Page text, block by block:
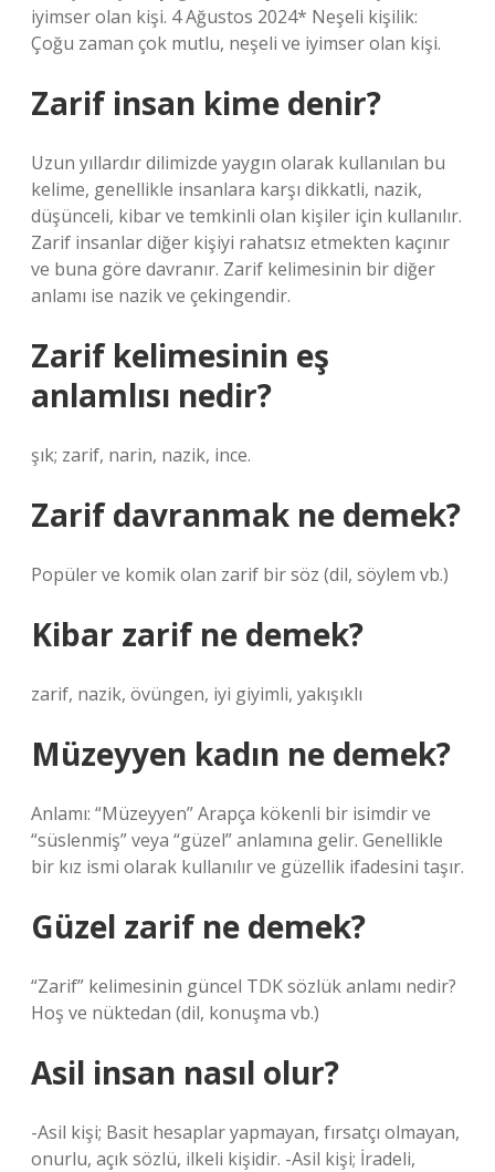
iyimser olan kişi. 4 Ağustos 2024* Neşeli kişilik:
Çoğu zaman çok mutlu, neşeli ve iyimser olan kişi.
Zarif insan kime denir?
Uzun yıllardır dilimizde yaygın olarak kullanılan bu
kelime, genellikle insanlara karşı dikkatli, nazik,
düşünceli, kibar ve temkinli olan kişiler için kullanılır.
Zarif insanlar diğer kişiyi rahatsız etmekten kaçınır
ve buna göre davranır. Zarif kelimesinin bir diğer
anlamı ise nazik ve çekingendir.
Zarif kelimesinin eş
anlamlısı nedir?
şık; zarif, narin, nazik, ince.
Zarif davranmak ne demek?
Popüler ve komik olan zarif bir söz (dil, söylem vb.)
Kibar zarif ne demek?
zarif, nazik, övüngen, iyi giyimli, yakışıklı
Müzeyyen kadın ne demek?
Anlamı: “Müzeyyen” Arapça kökenli bir isimdir ve
“süslenmiş” veya “güzel” anlamına gelir. Genellikle
bir kız ismi olarak kullanılır ve güzellik ifadesini taşır.
Güzel zarif ne demek?
“Zarif” kelimesinin güncel TDK sözlük anlamı nedir?
Hoş ve nüktedan (dil, konuşma vb.)
Asil insan nasıl olur?
-Asil kişi; Basit hesaplar yapmayan, fırsatçı olmayan,
onurlu, açık sözlü, ilkeli kişidir. -Asil kişi; İradeli,